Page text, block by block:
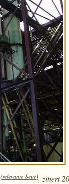
(relevante Seite), zitiert